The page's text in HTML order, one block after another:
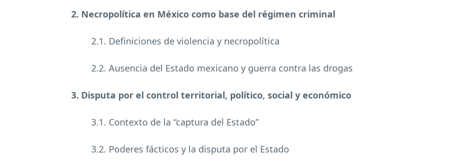
2. Necropolítica en México como base del régimen criminal
2.1. Definiciones de violencia y necropolítica
2.2. Ausencia del Estado mexicano y guerra contra las drogas
3. Disputa por el control territorial, político, social y económico
3.1. Contexto de la “captura del Estado”
3.2. Poderes fácticos y la disputa por el Estado